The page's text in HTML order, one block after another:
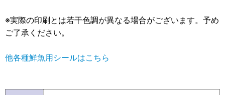
※実際の印刷とは若干色調が異なる場合がございます。予め
ご了承ください。
他各種鮮魚用シールはこちら